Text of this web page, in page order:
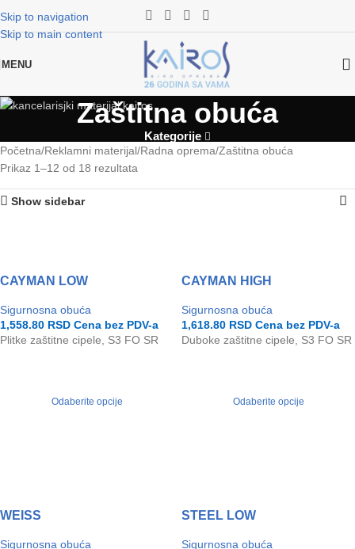
Skip to navigation
Skip to main content
MENU
Zaštitna obuća
Kategorije
Početna Reklamni materijal Radna oprema Zaštitna obuća
Prikaz 1–12 od 18 rezultata
Show sidebar
CAYMAN LOW
Sigurnosna obuća
1,558.80 RSD Cena bez PDV-a
Plitke zaštitne cipele, S3 FO SR
Odaberite opcije
CAYMAN HIGH
Sigurnosna obuća
1,618.80 RSD Cena bez PDV-a
Duboke zaštitne cipele, S3 FO SR
Odaberite opcije
WEISS
Sigurnosna obuća
STEEL LOW
Sigurnosna obuća